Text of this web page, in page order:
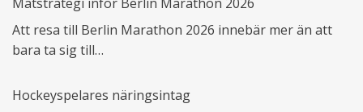
Att resa till Berlin Marathon 2026 innebär mer än att
bara ta sig till…
Hockeyspelares näringsintag